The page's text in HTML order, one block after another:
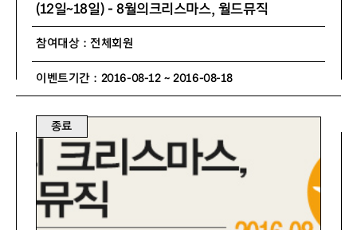
(12일~18일) - 8월의크리스마스, 월드뮤직
참여대상 : 전체회원
이벤트기간 : 2016-08-12 ~ 2016-08-18
종료